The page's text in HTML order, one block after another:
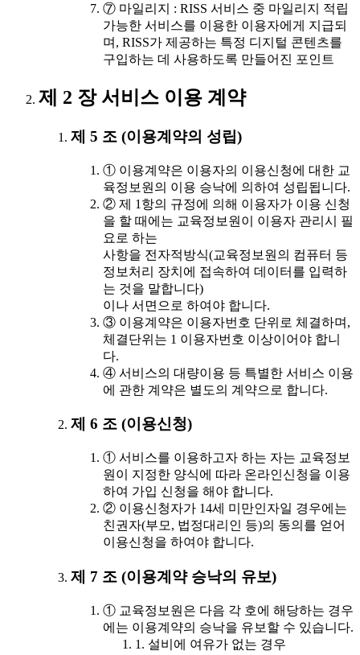
⑦ 마일리지 : RISS 서비스 중 마일리지 적립
가능한 서비스를 이용한 이용자에게 지급되
며, RISS가 제공하는 특정 디지털 콘텐츠를
구입하는 데 사용하도록 만들어진 포인트
제 2 장 서비스 이용 계약
제 5 조 (이용계약의 성립)
① 이용계약은 이용자의 이용신청에 대한 교
육정보원의 이용 승낙에 의하여 성립됩니다.
② 제 1항의 규정에 의해 이용자가 이용 신청
을 할 때에는 교육정보원이 이용자 관리시 필
요로 하는
사항을 전자적방식(교육정보원의 컴퓨터 등
정보처리 장치에 접속하여 데이터를 입력하
는 것을 말합니다)
이나 서면으로 하여야 합니다.
③ 이용계약은 이용자번호 단위로 체결하며,
체결단위는 1 이용자번호 이상이어야 합니
다.
④ 서비스의 대량이용 등 특별한 서비스 이용
에 관한 계약은 별도의 계약으로 합니다.
제 6 조 (이용신청)
① 서비스를 이용하고자 하는 자는 교육정보
원이 지정한 양식에 따라 온라인신청을 이용
하여 가입 신청을 해야 합니다.
② 이용신청자가 14세 미만인자일 경우에는
친권자(부모, 법정대리인 등)의 동의를 얻어
이용신청을 하여야 합니다.
제 7 조 (이용계약 승낙의 유보)
① 교육정보원은 다음 각 호에 해당하는 경우
에는 이용계약의 승낙을 유보할 수 있습니다.
1. 설비에 여유가 없는 경우